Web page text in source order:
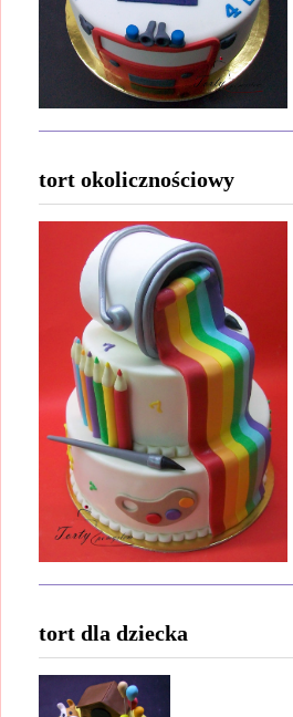
tort okolicznościowy
tort dla dziecka